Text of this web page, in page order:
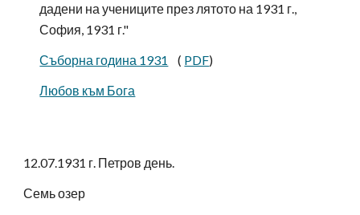
дадени на учениците през лятото на 1931 г.,
София, 1931 г."
Съборна година 1931
    (
PDF)
Любов към Бога
12.07.1931 г. Петров день.
Семь озер